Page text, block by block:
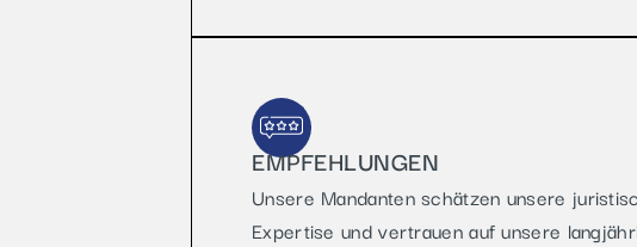
EMPFEHLUNGEN
Unsere Mandanten schätzen unsere
Expertise und vertrauen auf unsere